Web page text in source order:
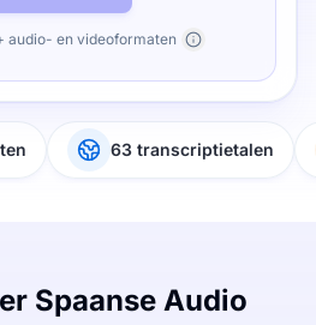
audio- en videoformaten
63 transcriptietalen
Spaanse Audio